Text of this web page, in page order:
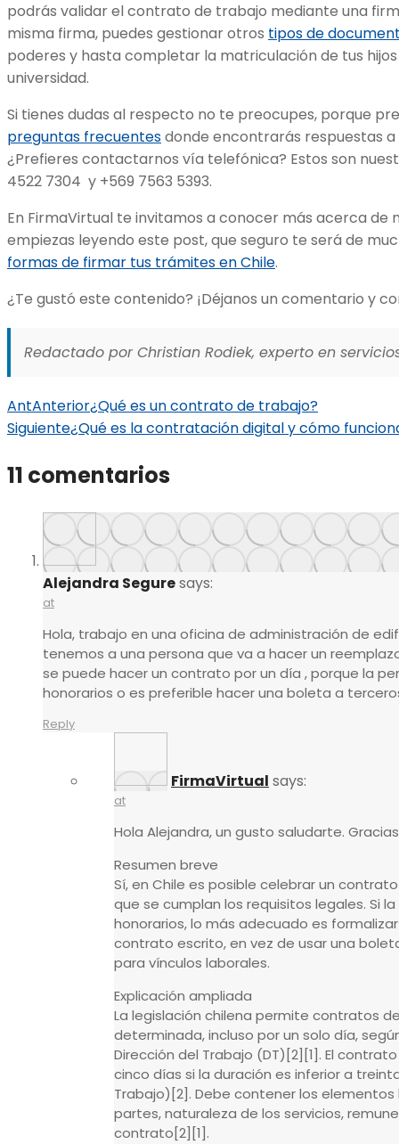
podrás validar el contrato de trabajo mediante una
misma firma, puedes gestionar otros tipos de
poderes y hasta completar la matriculación de tus
universidad.
Si tienes dudas al respecto no te preocupes, porque
preguntas frecuentesdonde encontrarás respuestas
¿Prefieres contactarnos vía telefónica? Estos son
4522 7304 y +569 7563 5393.
En FirmaVirtual te invitamos a conocer más acerca de
empiezas leyendo este post, que seguro te será de
formas de firmar tus trámites en Chile.
¿Te gustó este contenido? ¡Déjanos un comentario y
Redactado por Christian Rodiek, experto en
AntAnterior¿Qué es un contrato de trabajo?
Siguiente¿Qué es la contratación digital y cómo
11 comentarios
Alejandra Seguresays:
at
Hola, trabajo en una oficina de administración de
tenemos a una persona que va a hacer un
se puede hacer un contrato por un día , porque la
honorarios o es preferible hacer una boleta a
Reply
FirmaVirtual says:
at
Hola Alejandra, un gusto saludarte.
Resumen breve
Sí, en Chile es posible celebrar un
que se cumplan los requisitos legales. Si
honorarios, lo más adecuado es
contrato escrito, en vez de usar una
para vínculos laborales.
Explicación ampliada
La legislación chilena permite contratos
determinada, incluso por un solo día,
Dirección del Trabajo (DT)[2][1]. El
cinco días si la duración es inferior a
Trabajo)[2]. Debe contener los elementos
partes, naturaleza de los servicios,
contrato[2][1].